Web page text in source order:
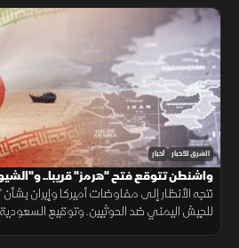
الشرق للأخبار أخبار
واشنطن تتوقع فتح "هرمز" قريبا..
لبنان
تتجه الأنظار إلى مفاوضات أميركا وإيران
للجيش اليمني ضد الحوثيين. وتوقيع